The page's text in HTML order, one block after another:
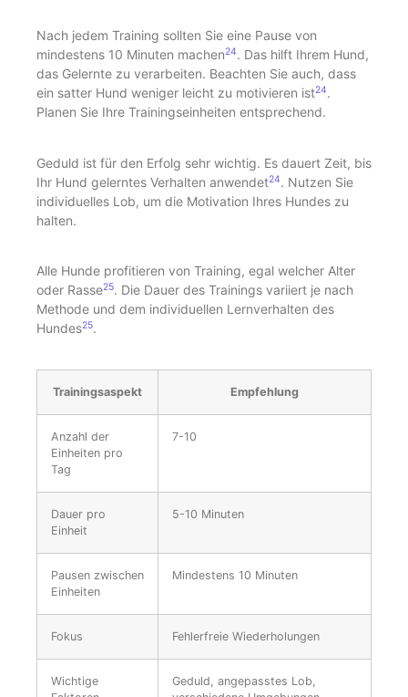
Nach jedem Training sollten Sie eine Pause von
mindestens 10 Minuten machen24. Das hilft Ihrem Hund,
das Gelernte zu verarbeiten. Beachten Sie auch, dass
ein satter Hund weniger leicht zu motivieren ist24.
Planen Sie Ihre Trainingseinheiten entsprechend.
Geduld ist für den Erfolg sehr wichtig. Es dauert Zeit, bis
Ihr Hund gelerntes Verhalten anwendet24. Nutzen Sie
individuelles Lob, um die Motivation Ihres Hundes zu
halten.
Alle Hunde profitieren von Training, egal welcher Alter
oder Rasse25. Die Dauer des Trainings variiert je nach
Methode und dem individuellen Lernverhalten des
Hundes25.
Trainingsaspekt Empfehlung
Anzahl der
Einheiten pro
Tag
7-10
Dauer pro
Einheit
5-10 Minuten
Pausen zwischen
Einheiten
Mindestens 10 Minuten
Fokus Fehlerfreie Wiederholungen
Wichtige
Geduld, angepasstes Lob,